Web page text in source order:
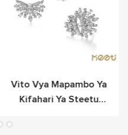
Vito Vya Mapambo Ya
Kifahari Ya Steetu